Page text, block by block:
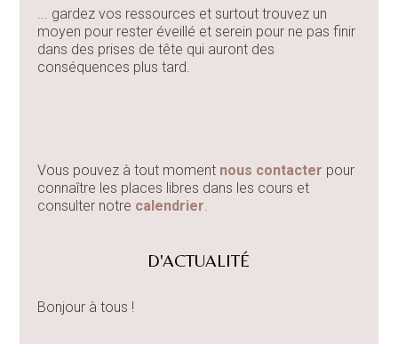
... gardez vos ressources et surtout trouvez un
moyen pour rester éveillé et serein pour ne pas finir
dans des prises de tête qui auront des
conséquences plus tard.
Vous pouvez à tout moment nous contacter pour
connaître les places libres dans les cours et
consulter notre calendrier.
D'ACTUALITÉ
Bonjour à tous !